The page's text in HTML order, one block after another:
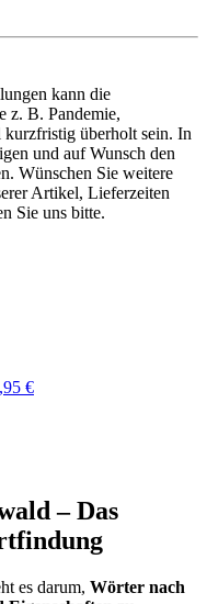
kann die
z. B. Pandemie,
überholt sein. In
und auf Wunsch den
Wünschen Sie weitere
Artikel, Lieferzeiten
Sie uns bitte.
€
– Das
es darum, Wörter nach